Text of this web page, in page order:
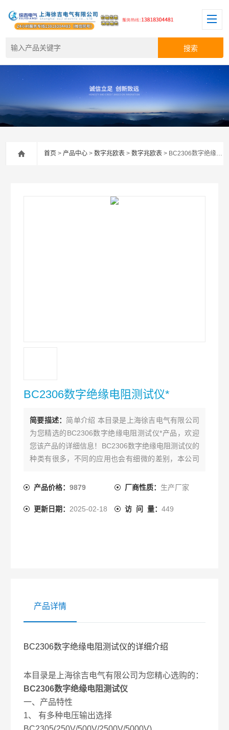
首页 >产品中心 >数字兆欧表 >数字兆欧表 > BC2306数字绝缘电阻测试仪*
BC2306数字绝缘电阻测试仪*
简要描述： 简单介绍 本目录是上海徐吉电气有限公司
为您精选的BC2306数字绝缘电阻测试仪*产品，欢迎
您该产品的详细信息！BC2306数字绝缘电阻测试仪的
种类有很多，不同的应用也会有细微的差别，本公司
产品价格：9879 厂商性质： 生产厂家
更新日期： 2025-02-18 访 问 量： 449
产品详情
BC2306数字绝缘电阻测试仪的详细介绍
本目录是上海徐吉电气有限公司为您精心选购的：
BC2306数字绝缘电阻测试仪
一、产品特性
1、 有多种电压输出选择